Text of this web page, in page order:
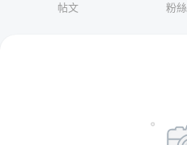
帖文 粉絲